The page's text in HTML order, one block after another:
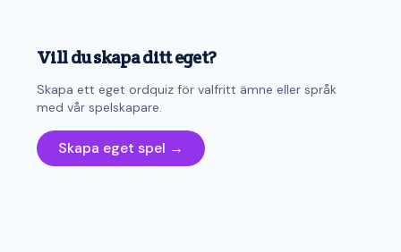
Vill du skapa ditt eget?
Skapa ett eget ordquiz för valfritt ämne eller språk
med vår spelskapare.
Skapa eget spel →